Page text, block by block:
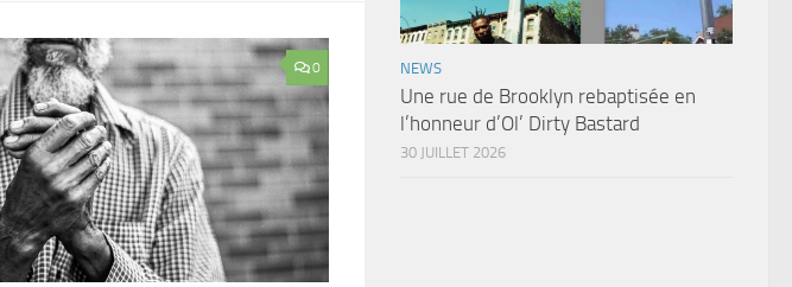
0 NEWS
Une rue de Brooklyn rebaptisée en
l’honneur d’Ol’ Dirty Bastard
30 JUILLET 2026